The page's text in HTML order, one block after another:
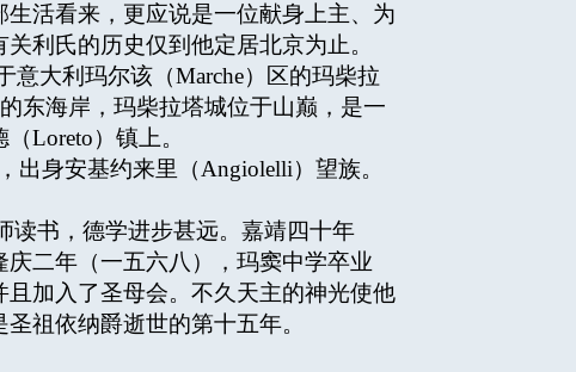
活看来，更应说是一位献身上主、为
利氏的历史仅到他定居北京为止。
大利玛尔该（Marche）区的玛柴拉
东海岸，玛柴拉塔城位于山巅，是一
Loreto）镇上。
身安基约来里（Angiolelli）望族。
读书，德学进步甚远。嘉靖四十年
二年（一五六八），玛窦中学卒业
加入了圣母会。不久天主的神光使他
祖依纳爵逝世的第十五年。